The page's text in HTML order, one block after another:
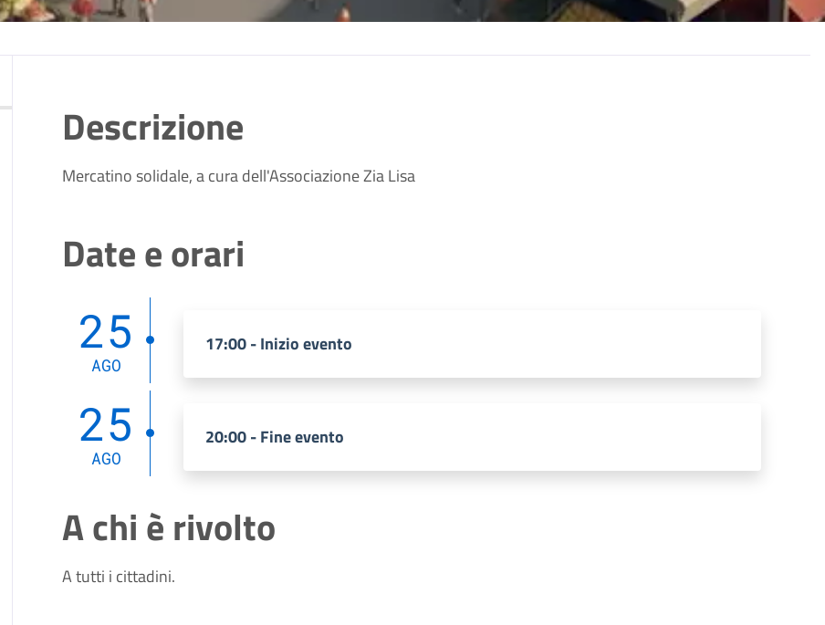
Descrizione
Mercatino solidale, a cura dell'Associazione Zia Lisa
Date e orari
25
AGO
17:00 - Inizio evento
25
AGO
20:00 - Fine evento
A chi è rivolto
A tutti i cittadini.